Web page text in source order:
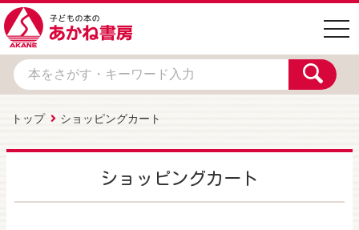
トップ ショッピングカート
ショッピングカート